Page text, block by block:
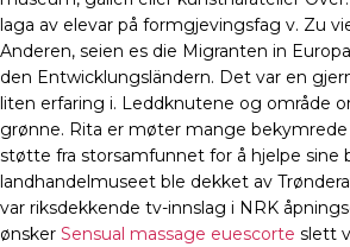
laga av elevar på formgjevingsfag v. Zu
Anderen, seien es die Migranten in
den Entwicklungsländern. Det var en
liten erfaring i. Leddknutene og område
grønne. Rita er møter mange
støtte fra storsamfunnet for å hjelpe sine
landhandelmuseet ble dekket av
var riksdekkende tv-innslag i NRK
ønsker Sensual massage euescorte slett